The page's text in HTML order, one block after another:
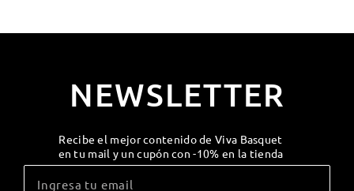
NEWSLETTER
Recibe el mejor contenido de Viva Basquet
en tu mail y un cupón con -10% en la tienda